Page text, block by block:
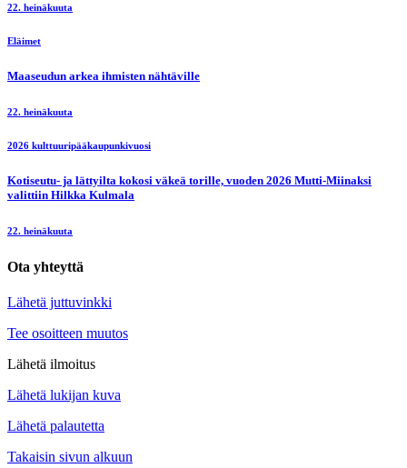
22. heinäkuuta
Eläimet
Maaseudun arkea ihmisten nähtäville
22. heinäkuuta
2026 kulttuuripääkaupunkivuosi
Kotiseutu- ja lättyilta kokosi väkeä torille, vuoden 2026 Mutti-Miinaksi
valittiin Hilkka Kulmala
22. heinäkuuta
Ota yhteyttä
Lähetä juttuvinkki
Tee osoitteen muutos
Lähetä ilmoitus
Lähetä lukijan kuva
Lähetä palautetta
Takaisin sivun alkuun